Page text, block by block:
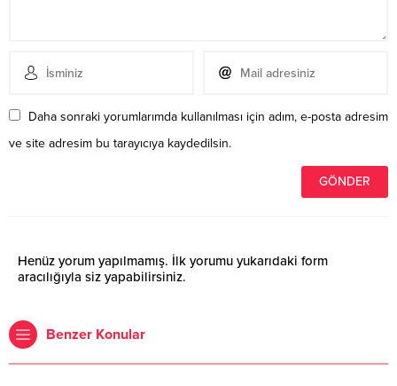
Daha sonraki yorumlarımda kullanılması için adım, e-posta adresim
ve site adresim bu tarayıcıya kaydedilsin.
Henüz yorum yapılmamış. İlk yorumu yukarıdaki form
aracılığıyla siz yapabilirsiniz.
Benzer Konular